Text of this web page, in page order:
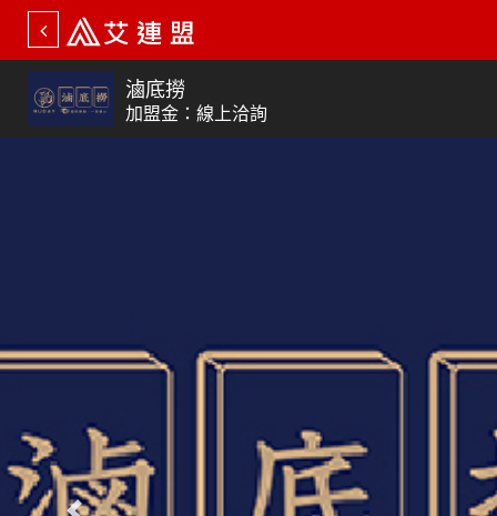
滷底撈
加盟金：線上洽詢